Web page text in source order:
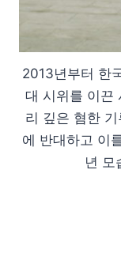
2013년부터 한
대 시위를 이끈
리 깊은 혐한
에 반대하고 이
년 모